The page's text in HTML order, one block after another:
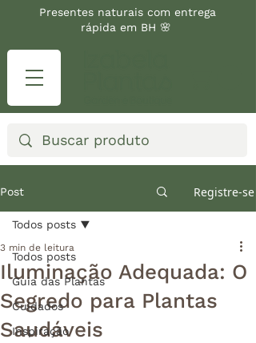
Presentes naturais com entrega
rápida em BH 🌸
Post Registre-se
Todos posts
Guia das Plantas
Cuidados
Inspiração
Todos posts
Iluminação Adequada: O
Segredo para Plantas
Saudáveis
3 min de leitura